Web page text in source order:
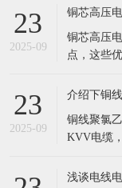
乎以下几种情况。 1、电缆
展中的 海
机械损伤
23
2025-09
铜芯高压
铜芯高压
点，这些
电阻率远
体来说，
23
2025-09
介绍下铜
铜线聚氯
KVV电缆
KVV电缆